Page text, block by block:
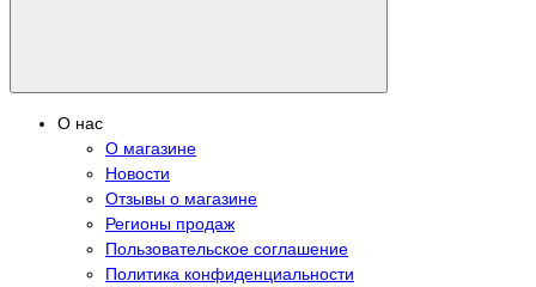
О нас
О магазине
Новости
Отзывы о магазине
Регионы продаж
Пользовательское соглашение
Политика конфиденциальности